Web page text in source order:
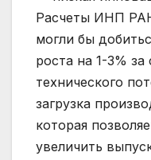
Расчеты ИНП
могли бы
роста на 1-3%
технического
загрузка
которая
увеличить